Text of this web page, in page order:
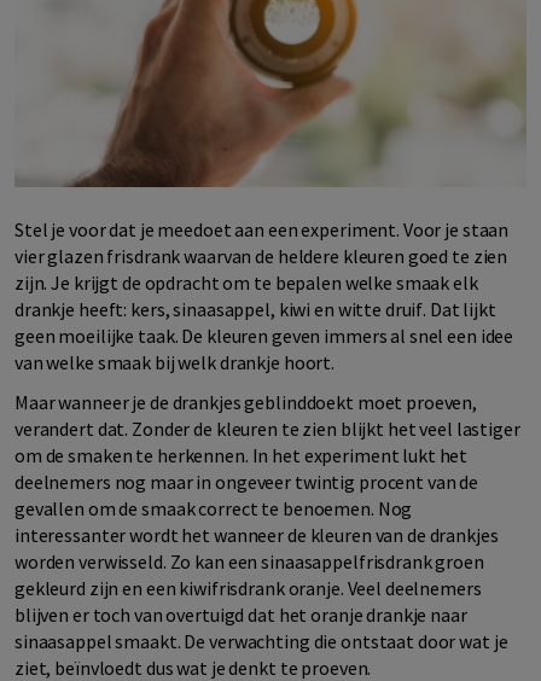
Stel je voor dat je meedoet aan een experiment. Voor je staan
vier glazen frisdrank waarvan de heldere kleuren goed te zien
zijn. Je krijgt de opdracht om te bepalen welke smaak elk
drankje heeft: kers, sinaasappel, kiwi en witte druif. Dat lijkt
geen moeilijke taak. De kleuren geven immers al snel een idee
van welke smaak bij welk drankje hoort.
Maar wanneer je de drankjes geblinddoekt moet proeven,
verandert dat. Zonder de kleuren te zien blijkt het veel lastiger
om de smaken te herkennen. In het experiment lukt het
deelnemers nog maar in ongeveer twintig procent van de
gevallen om de smaak correct te benoemen. Nog
interessanter wordt het wanneer de kleuren van de drankjes
worden verwisseld. Zo kan een sinaasappelfrisdrank groen
gekleurd zijn en een kiwifrisdrank oranje. Veel deelnemers
blijven er toch van overtuigd dat het oranje drankje naar
sinaasappel smaakt. De verwachting die ontstaat door wat je
ziet, beïnvloedt dus wat je denkt te proeven.